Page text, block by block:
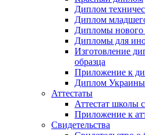
Диплом
Диплом
Дипломы нового
Дипломы для
Изготовление
образца
Приложение к
Диплом Украины
Аттестаты
Аттестат школы
Приложение к
Свидетельства